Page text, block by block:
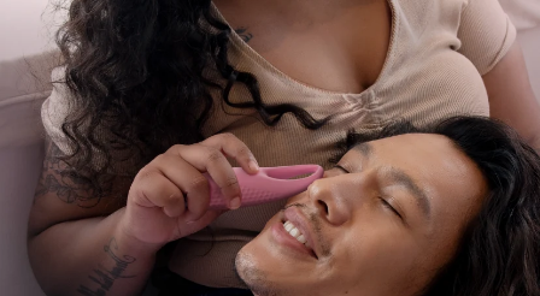
我的订单
我的地址
我的订阅
issa™ Teeth Whitening Set
FAQ™ Dual LED Panel
Polski
Svenska
Русский
Türkçe
简体中文 繁體中文
发货国家
美国 预计送达日期 8/10/26
英国 预计送达日期 8/9/26